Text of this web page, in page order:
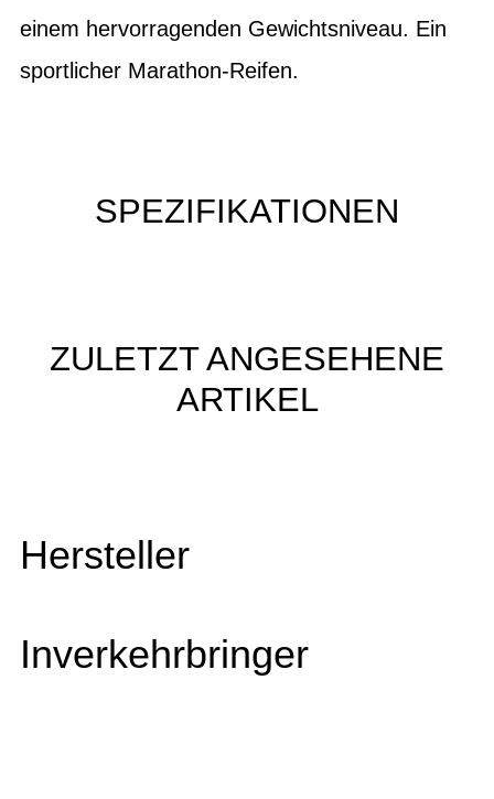
einem hervorragenden Gewichtsniveau. Ein
sportlicher Marathon-Reifen.
SPEZIFIKATIONEN
ZULETZT ANGESEHENE
ARTIKEL
Hersteller
Inverkehrbringer